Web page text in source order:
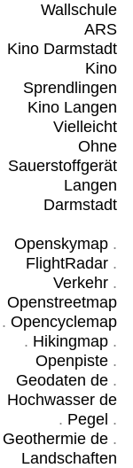
Wallschule
ARS
Kino Darmstadt
Kino
Sprendlingen
Kino Langen
Vielleicht
Ohne
Sauerstoffgerät
Langen
Darmstadt
Openskymap.
FlightRadar.
Verkehr.
Openstreetmap
. Opencyclemap
. Hikingmap.
Openpiste.
Geodaten de.
Hochwasser de
. Pegel .
Geothermie de.
Landschaften